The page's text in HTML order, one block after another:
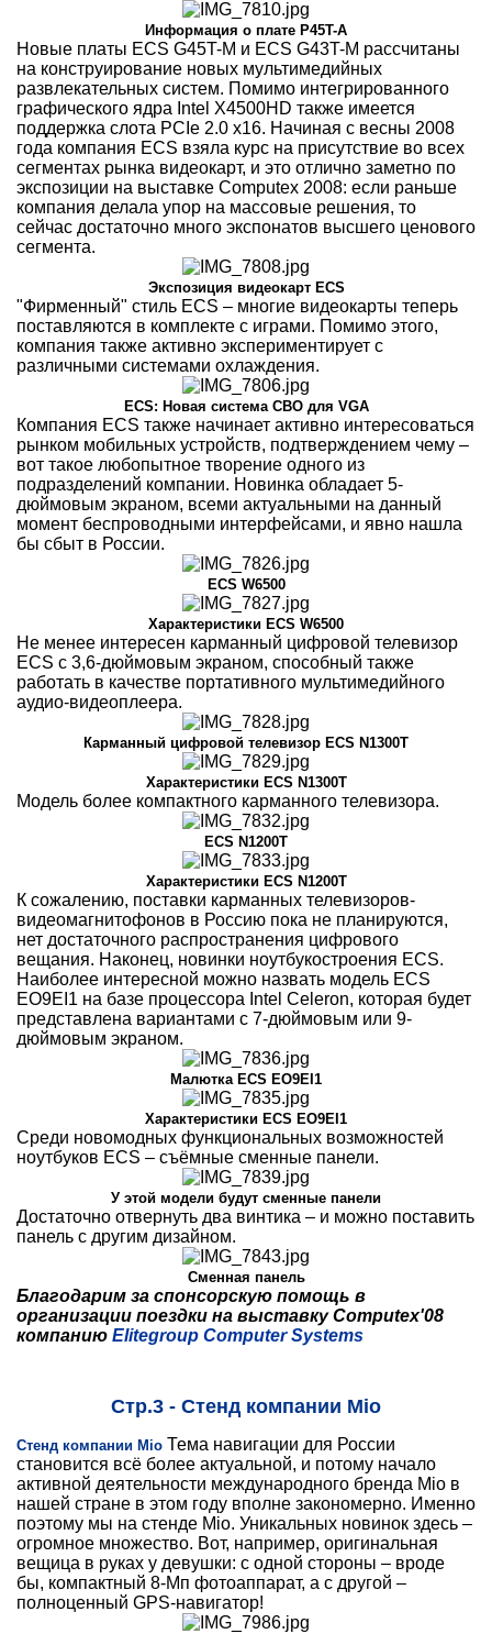
Информация о плате P45T-A
Новые платы ECS G45T-M и ECS G43T-M рассчитаны
на конструирование новых мультимедийных
развлекательных систем. Помимо интегрированного
графического ядра Intel X4500HD также имеется
поддержка слота PCIe 2.0 x16. Начиная с весны 2008
года компания ECS взяла курс на присутствие во всех
сегментах рынка видеокарт, и это отлично заметно по
экспозиции на выставке Computex 2008: если раньше
компания делала упор на массовые решения, то
сейчас достаточно много экспонатов высшего ценового
сегмента.
Экспозиция видеокарт ECS
"Фирменный" стиль ECS – многие видеокарты теперь
поставляются в комплекте с играми. Помимо этого,
компания также активно экспериментирует с
различными системами охлаждения.
ECS: Новая система СВО для VGA
Компания ECS также начинает активно интересоваться
рынком мобильных устройств, подтверждением чему –
вот такое любопытное творение одного из
подразделений компании. Новинка обладает 5-
дюймовым экраном, всеми актуальными на данный
момент беспроводными интерфейсами, и явно нашла
бы сбыт в России.
ECS W6500
Характеристики ECS W6500
Не менее интересен карманный цифровой телевизор
ECS с 3,6-дюймовым экраном, способный также
работать в качестве портативного мультимедийного
аудио-видеоплеера.
Карманный цифровой телевизор ECS N1300T
Характеристики ECS N1300T
Модель более компактного карманного телевизора.
ECS N1200T
Характеристики ECS N1200T
К сожалению, поставки карманных телевизоров-
видеомагнитофонов в Россию пока не планируются,
нет достаточного распространения цифрового
вещания. Наконец, новинки ноутбукостроения ECS.
Наиболее интересной можно назвать модель ECS
EO9EI1 на базе процессора Intel Celeron, которая будет
представлена вариантами с 7-дюймовым или 9-
дюймовым экраном.
Малютка ECS EO9EI1
Характеристики ECS EO9EI1
Среди новомодных функциональных возможностей
ноутбуков ECS – съёмные сменные панели.
У этой модели будут сменные панели
Достаточно отвернуть два винтика – и можно поставить
панель с другим дизайном.
Сменная панель
Благодарим за спонсорскую помощь в
организации поездки на выставку Computex'08
компанию Elitegroup Computer Systems
Стр.3 - Стенд компании Mio
Стенд компании Mio Тема навигации для России
становится всё более актуальной, и потому начало
активной деятельности международного бренда Mio в
нашей стране в этом году вполне закономерно. Именно
поэтому мы на стенде Mio. Уникальных новинок здесь –
огромное множество. Вот, например, оригинальная
вещица в руках у девушки: с одной стороны – вроде
бы, компактный 8-Мп фотоаппарат, а с другой –
полноценный GPS-навигатор!